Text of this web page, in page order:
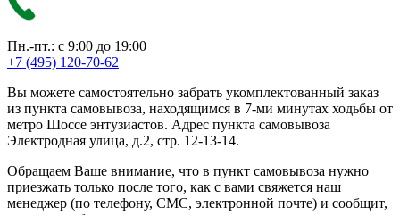
Пн.-пт.: с 9:00 до 19:00
+7 (495) 120-70-62
Вы можете самостоятельно забрать укомплектованный заказ
из пункта самовывоза, находящимся в 7-ми минутах ходьбы от
метро Шоссе энтузиастов. Адрес пункта самовывоза
Электродная улица, д.2, стр. 12-13-14.
Обращаем Ваше внимание, что в пункт самовывоза нужно
приезжать только после того, как с вами свяжется наш
менеджер (по телефону, СМС, электронной почте) и сообщит,